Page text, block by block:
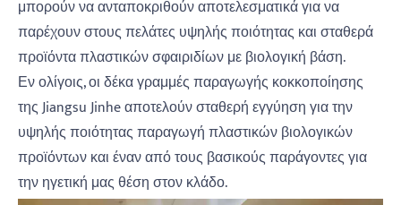
μπορούν να ανταποκριθούν αποτελεσματικά για να
παρέχουν στους πελάτες υψηλής ποιότητας και σταθερά
προϊόντα πλαστικών σφαιριδίων με βιολογική βάση.
Εν ολίγοις, οι δέκα γραμμές παραγωγής κοκκοποίησης
της Jiangsu Jinhe αποτελούν σταθερή εγγύηση για την
υψηλής ποιότητας παραγωγή πλαστικών βιολογικών
προϊόντων και έναν από τους βασικούς παράγοντες για
την ηγετική μας θέση στον κλάδο.